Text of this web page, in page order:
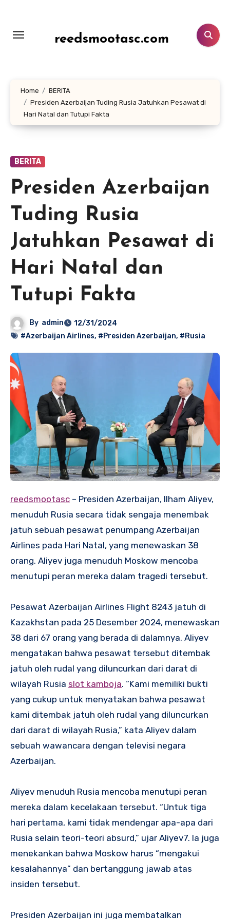
konten
reedsmootasc.com
Home
BERITA
Presiden Azerbaijan Tuding Rusia Jatuhkan Pesawat di
Hari Natal dan Tutupi Fakta
BERITA
Presiden Azerbaijan
Tuding Rusia
Jatuhkan Pesawat di
Hari Natal dan
Tutupi Fakta
By admin
12/31/2024
#Azerbaijan Airlines, #Presiden Azerbaijan, #Rusia
reedsmootasc – Presiden Azerbaijan, Ilham Aliyev,
menuduh Rusia secara tidak sengaja menembak
jatuh sebuah pesawat penumpang Azerbaijan
Airlines pada Hari Natal, yang menewaskan 38
orang. Aliyev juga menuduh Moskow mencoba
menutupi peran mereka dalam tragedi tersebut.
Pesawat Azerbaijan Airlines Flight 8243 jatuh di
Kazakhstan pada 25 Desember 2024, menewaskan
38 dari 67 orang yang berada di dalamnya. Aliyev
mengatakan bahwa pesawat tersebut ditembak
jatuh oleh rudal yang diluncurkan dari darat di
wilayah Rusia slot kamboja. “Kami memiliki bukti
yang cukup untuk menyatakan bahwa pesawat
kami ditembak jatuh oleh rudal yang diluncurkan
dari darat di wilayah Rusia,” kata Aliyev dalam
sebuah wawancara dengan televisi negara
Azerbaijan.
Aliyev menuduh Rusia mencoba menutupi peran
mereka dalam kecelakaan tersebut. “Untuk tiga
hari pertama, kami tidak mendengar apa-apa dari
Rusia selain teori-teori absurd,” ujar Aliyev7. Ia juga
menekankan bahwa Moskow harus “mengakui
kesalahannya” dan bertanggung jawab atas
insiden tersebut.
Presiden Azerbaijan ini juga membatalkan